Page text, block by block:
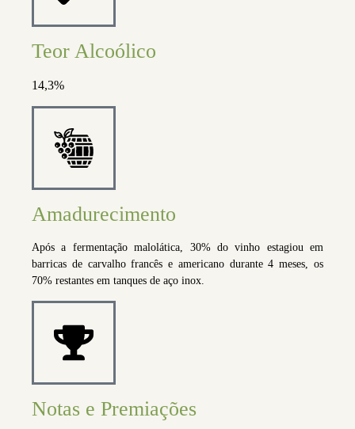
Teor Alcoólico
14,3%
Amadurecimento
Após a fermentação malolática, 30% do vinho estagiou em
barricas de carvalho francês e americano durante 4 meses, os
70% restantes em tanques de aço inox.
Notas e Premiações